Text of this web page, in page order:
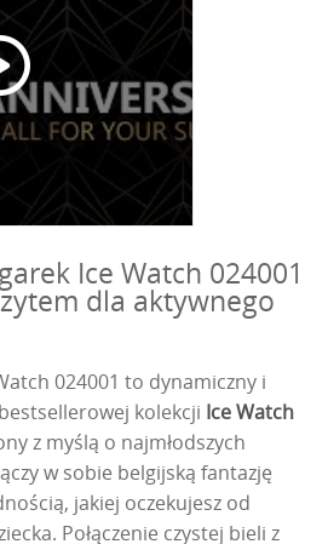
Ice Watch 024001
dla aktywnego
024001 to dynamiczny i
kolekcji Ice Watch
z myślą o najmłodszych
w sobie belgijską fantazję
jakiej oczekujesz od
Połączenie czystej bieli z